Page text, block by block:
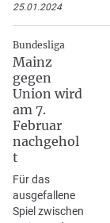
25.01.2024
Bundesliga
Mainz
gegen
Union wird
am 7.
Februar
nachgehol
t
Für das
ausgefallene
Spiel zwischen